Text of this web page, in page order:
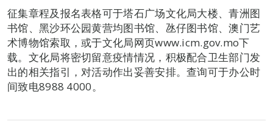
征集章程及报名表格可于塔石广场文化局大楼、青洲图
书馆、黑沙环公园黄营均图书馆、氹仔图书馆、澳门艺
术博物馆索取，或于文化局网页www.icm.gov.mo下
载。文化局将密切留意疫情情况，积极配合卫生部门发
出的相关指引，对活动作出妥善安排。查询可于办公时
间致电8988 4000。